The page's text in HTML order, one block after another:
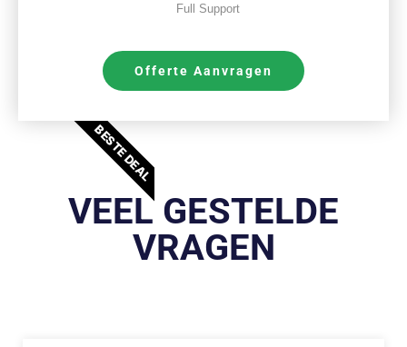
Full Support
Offerte Aanvragen
BESTE DEAL
VEEL GESTELDE
VRAGEN